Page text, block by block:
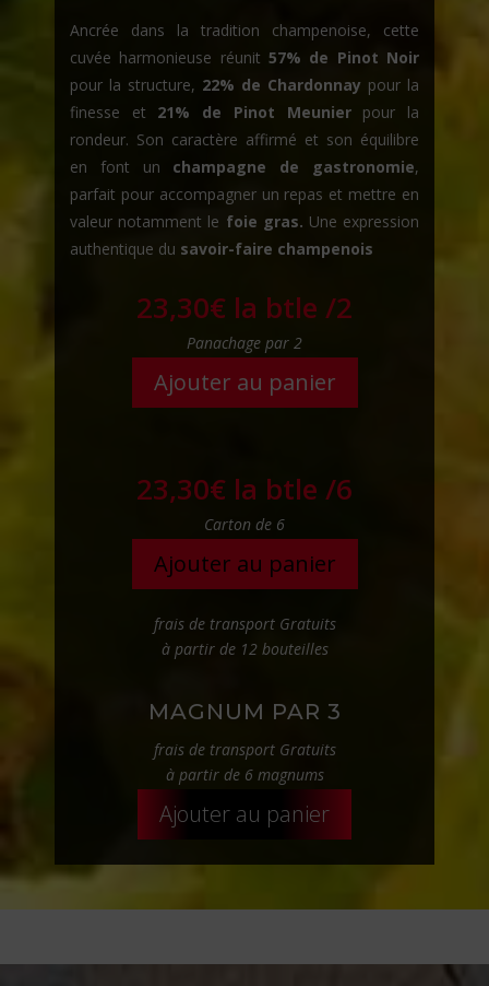
Ancrée dans la tradition champenoise, cette
cuvée harmonieuse réunit 57% de Pinot Noir
pour la structure, 22% de Chardonnay pour la
finesse et 21% de Pinot Meunierpour la
rondeur. Son caractère affirmé et son équilibre
en font un champagne de gastronomie,
parfait pour accompagner un repas et mettre en
valeur notamment le foie gras. Une expression
authentique du savoir-faire champenois
23,30€ la btle /2
Panachage par 2
Ajouter au panier
23,30€ la btle /6
Carton de 6
Ajouter au panier
frais de transport Gratuits
à partir de 12 bouteilles
MAGNUM PAR 3
frais de transport Gratuits
à partir de 6 magnums
Ajouter au panier